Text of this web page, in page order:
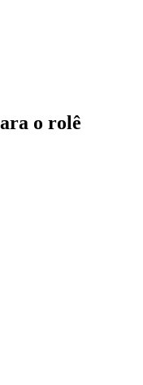
o rolê